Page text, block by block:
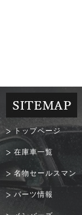
トップページ
在庫車一覧
名物セールスマン
パーツ情報